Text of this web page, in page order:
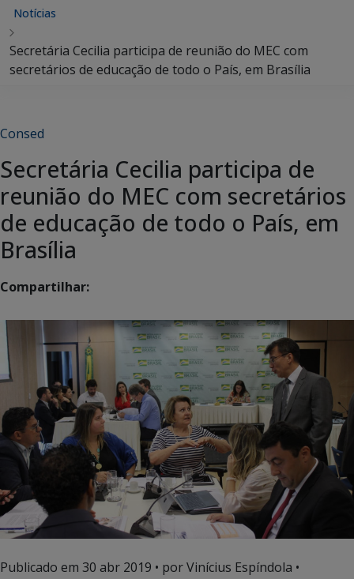
Notícias
Secretária Cecilia participa de reunião do MEC com
secretários de educação de todo o País, em Brasília
Consed
Secretária Cecilia participa de
reunião do MEC com secretários
de educação de todo o País, em
Brasília
Compartilhar:
Publicado em 30 abr 2019 • por Vinícius Espíndola •